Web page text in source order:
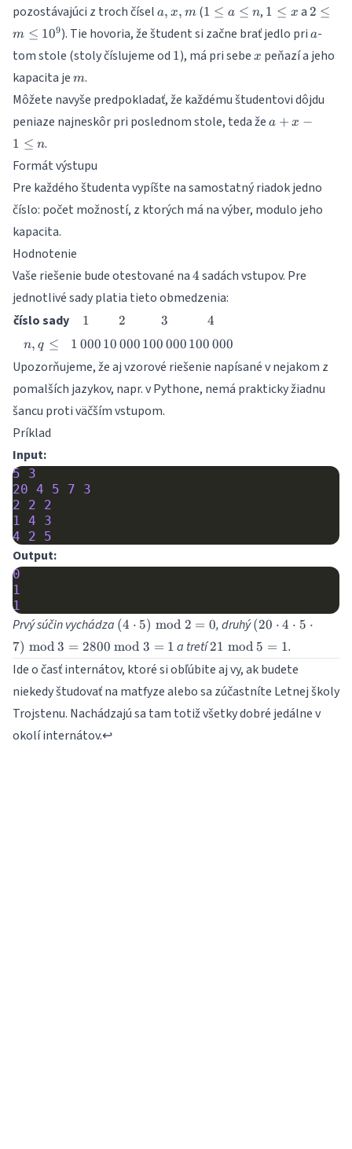
pozostávajúci z troch čísel a,
m
a, x, m(1
\leq
a
\leq
1 ≤ a ≤ n, 1
x
1 ≤ x a 2 \leq
10^{9}
2 ≤
m ≤ 109). Tie hovoria, že študent si začne brať jedlo pria
a-
tom stole (stoly číslujeme od 1
1), má pri sebe x
x peňazí a jeho
kapacita je m
m.
Môžete navyše predpokladať, že každému študentovi dôjdu
peniaze najneskôr pri poslednom stole, teda že a+x-
a + x −
1 ≤ n.
Formát výstupu
Pre každého študenta vypíšte na samostatný riadok jedno
číslo: počet možností, z ktorých má na výber, modulo jeho
kapacita.
Hodnotenie
Vaše riešenie bude otestované na 4
4 sadách vstupov. Pre
jednotlivé sady platia tieto obmedzenia:
číslo sady
1
1 2
2 3
3 4
4
n, q
n, q ≤ 1\,000
1 000 10\,000
10 000 100\,000
100 000 100\,000
100 000
Upozorňujeme, že aj vzorové riešenie napísané v nejakom z
pomalších jazykov, napr. v Pythone, nemá prakticky žiadnu
šancu proti väčším vstupom.
Príklad
Input:
5
3
20 4 5 7
3
2
2
2
1 4
3
4
2 5
Output:
0
1
1
Prvý súčin vychádza (4
\cdot
5)
\bmod
2 = 0
(4 ⋅ 5) mod 2 = 0, druhý(20
\cdot
4
\cdot
5
\cdot
7)
(20 ⋅ 4 ⋅ 5 ⋅
7) mod 3 = 2800 mod 3 = 1 a tretí21
\bmod
5 = 1
21 mod 5 = 1.
Ide o časť internátov, ktoré si obľúbite aj vy, ak budete
niekedy študovať na matfyze alebo sa zúčastníte Letnej školy
Trojstenu. Nachádzajú sa tam totiž všetky dobré jedálne v
okolí internátov.↩